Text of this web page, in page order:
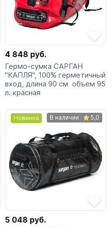
4 848 руб.
Гермо-сумка САРГАН
"КАПЛЯ", 100% герметичный
вход, длина 90 см объем 95
л. красная
Новинка В наличии 5,0
5 048 руб.